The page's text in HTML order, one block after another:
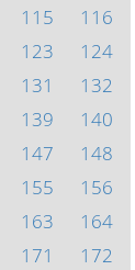
115
116
123
124
131
132
139
140
147
148
155
156
163
164
171
172